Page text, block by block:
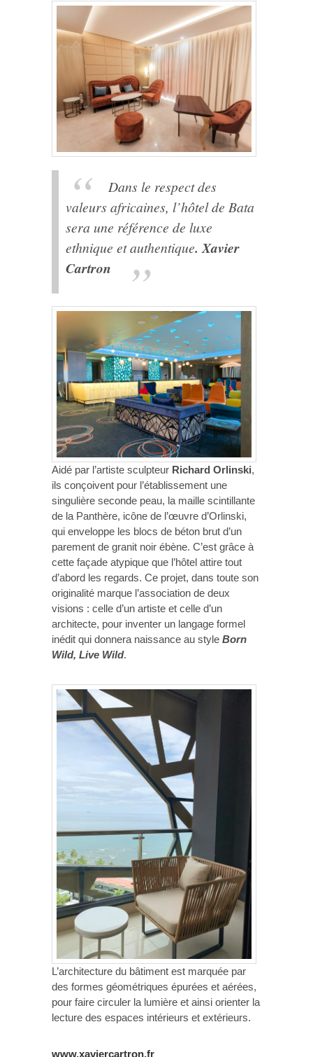
Dans le respect des
valeurs africaines, l’hôtel de Bata
sera une référence de luxe
ethnique et authentique. Xavier
Cartron
Aidé par l’artiste sculpteur Richard Orlinski,
ils conçoivent pour l’établissement une
singulière seconde peau, la maille scintillante
de la Panthère, icône de l’œuvre d’Orlinski,
qui enveloppe les blocs de béton brut d’un
parement de granit noir ébène. C’est grâce à
cette façade atypique que l’hôtel attire tout
d’abord les regards. Ce projet, dans toute son
originalité marque l’association de deux
visions : celle d’un artiste et celle d’un
architecte, pour inventer un langage formel
inédit qui donnera naissance au style Born
Wild, Live Wild.
L’architecture du bâtiment est marquée par
des formes géométriques épurées et aérées,
pour faire circuler la lumière et ainsi orienter la
lecture des espaces intérieurs et extérieurs.
www.xaviercartron.fr